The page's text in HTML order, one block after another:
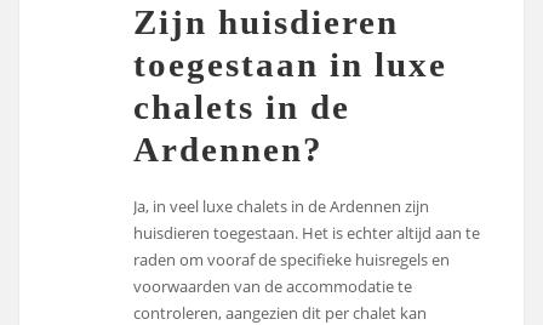
Zijn huisdieren
toegestaan ​​in luxe
chalets in de
Ardennen?
Ja, in veel luxe chalets in de Ardennen zijn
huisdieren toegestaan. Het is echter altijd aan te
raden om vooraf de specifieke huisregels en
voorwaarden van de accommodatie te
controleren, aangezien dit per chalet kan